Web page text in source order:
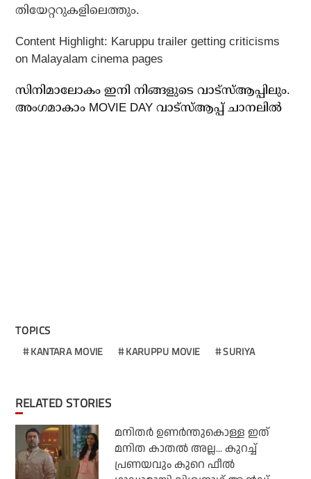
തിയേറ്ററുകളിലെത്തും.
Content Highlight: Karuppu trailer getting criticisms
on Malayalam cinema pages
സിനിമാലോകം ഇനി നിങ്ങളുടെ വാട്സ്ആപ്പിലും.
അം​ഗമാകാം MOVIE DAY വാട്സ്ആപ്പ് ചാനലിൽ
TOPICS
KANTARA MOVIE KARUPPU MOVIE SURIYA
RELATED STORIES
മനിതര്‍ ഉണര്‍ന്തുകൊള്ള ഇത്
മനിത കാതല്‍ അല്ല... കുറച്ച്
പ്രണയവും കുറെ ഫീല്‍